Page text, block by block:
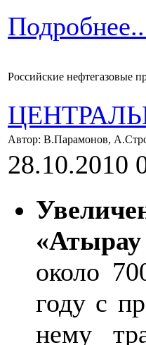
Российские нефтегазовые
Автор: В.Парамонов,
28.10.2010
около
году с
нему